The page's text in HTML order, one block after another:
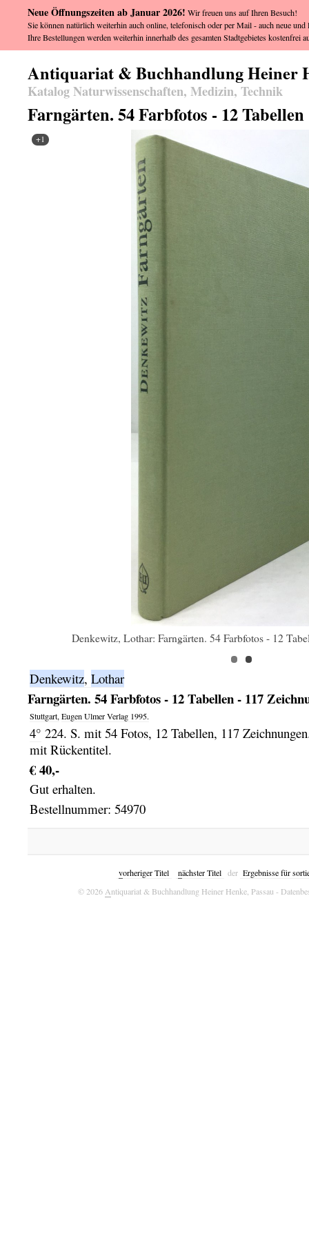
Antiquariat & Buchhandlung Heiner
Katalog Naturwissenschaften, Medizin, Technik
Farngärten. 54 Farbfotos - 12
+1
Denkewitz, Lothar: Farngärten. 54 Farbfotos - 12
Denkewitz, Lothar
Farngärten. 54 Farbfotos - 12 Tabellen - 117
Stuttgart, Eugen Ulmer Verlag 1995.
4° 224. S. mit 54 Fotos, 12 Tabellen, 117
mit Rückentitel.
€ 40,-
Gut erhalten.
Bestellnummer: 54970
vorheriger Titel nächster Titel der Ergebnisse für
© 2026Antiquariat & Buchhandlung Heiner Henke, Passau -
Neue Öffnungszeiten ab Januar 2026! Wir freuen uns auf Ihren Besuch!
Sie können natürlich weiterhin auch online, telefonisch oder per Mail - auch neue
Ihre Bestellungen werden weiterhin innerhalb des gesamten Stadtgebietes kostenfrei